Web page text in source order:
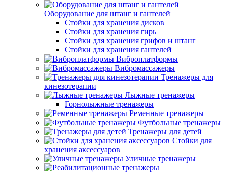
Оборудование для штанг и гантелей
Стойки для хранения дисков
Стойки для хранения гирь
Стойки для хранения грифов и штанг
Стойки для хранения гантелей
Виброплатформы
Вибромассажеры
Тренажеры для
кинезотерапии
Лыжные тренажеры
Горнолыжные тренажеры
Ременные тренажеры
Футбольные тренажеры
Тренажеры для детей
Стойки для
хранения аксессуаров
Уличные тренажеры